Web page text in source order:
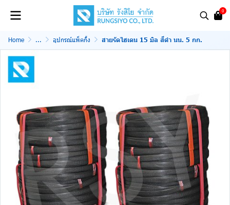
0
Home ... อุปกรณ์แพ็คกิ้ง สายรัดไฮเดน 15 มิล สีดำ นน. 5 กก.